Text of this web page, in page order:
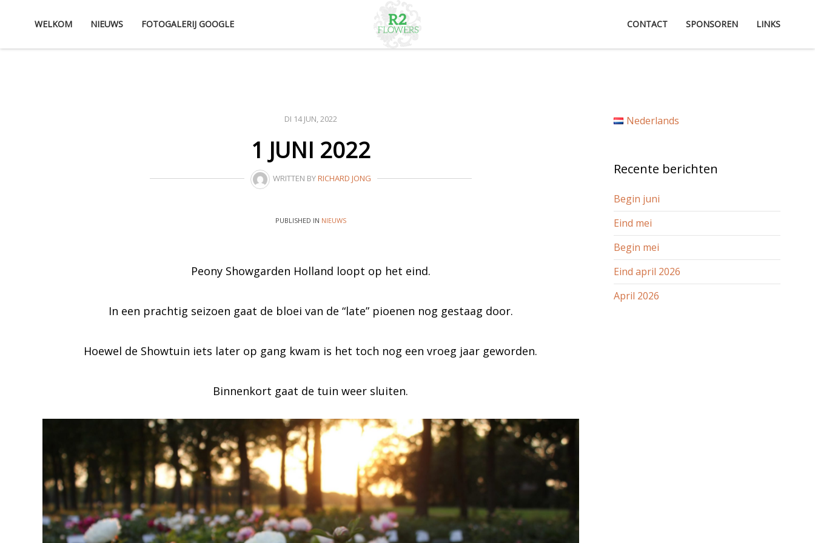
to
WELKOM NIEUWS FOTOGALERIJ GOOGLE CONTACT SPONSOREN LINKS
DI 14 JUN, 2022
1 JUNI 2022
WRITTEN BYRICHARD JONG
PUBLISHED IN NIEUWS
Peony Showgarden Holland loopt op het eind.
In een prachtig seizoen gaat de bloei van de “late” pioenen nog gestaag door.
Hoewel de Showtuin iets later op gang kwam is het toch nog een vroeg jaar geworden.
Binnenkort gaat de tuin weer sluiten.
Nederlands
Recente berichten
Begin juni
Eind mei
Begin mei
Eind april 2026
April 2026